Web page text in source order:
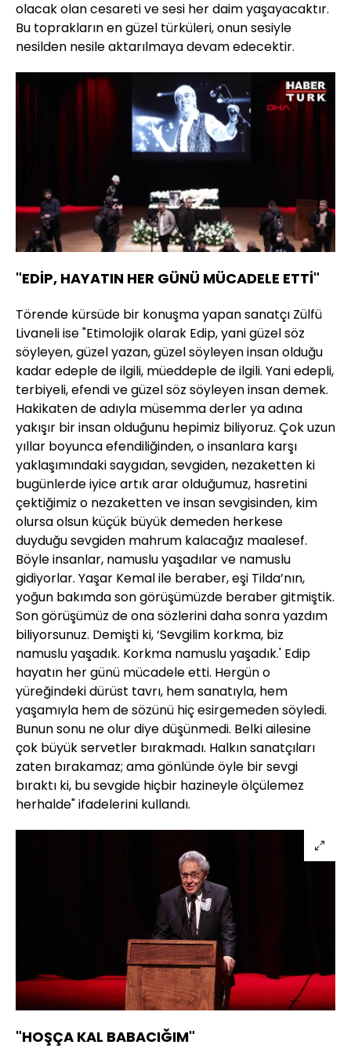
olacak olan cesareti ve sesi her daim yaşayacaktır.
Bu toprakların en güzel türküleri, onun sesiyle
nesilden nesile aktarılmaya devam edecektir.
Sesi
Aç
Yüklendi:
16.96%
Oynatma
Hızı
"EDİP, HAYATIN HER GÜNÜ MÜCADELE ETTİ"
Törende kürsüde bir konuşma yapan sanatçı Zülfü
Livaneli ise "Etimolojik olarak Edip, yani güzel söz
söyleyen, güzel yazan, güzel söyleyen insan olduğu
kadar edeple de ilgili, müeddeple de ilgili. Yani edepli,
terbiyeli, efendi ve güzel söz söyleyen insan demek.
Hakikaten de adıyla müsemma derler ya adına
yakışır bir insan olduğunu hepimiz biliyoruz. Çok uzun
yıllar boyunca efendiliğinden, o insanlara karşı
yaklaşımındaki saygıdan, sevgiden, nezaketten ki
bugünlerde iyice artık arar olduğumuz, hasretini
çektiğimiz o nezaketten ve insan sevgisinden, kim
olursa olsun küçük büyük demeden herkese
duyduğu sevgiden mahrum kalacağız maalesef.
Böyle insanlar, namuslu yaşadılar ve namuslu
gidiyorlar. Yaşar Kemal ile beraber, eşi Tilda’nın,
yoğun bakımda son görüşümüzde beraber gitmiştik.
Son görüşümüz de ona sözlerini daha sonra yazdım
biliyorsunuz. Demişti ki, ‘Sevgilim korkma, biz
namuslu yaşadık. Korkma namuslu yaşadık.' Edip
hayatın her günü mücadele etti. Hergün o
yüreğindeki dürüst tavrı, hem sanatıyla, hem
yaşamıyla hem de sözünü hiç esirgemeden söyledi.
Bunun sonu ne olur diye düşünmedi. Belki ailesine
çok büyük servetler bırakmadı. Halkın sanatçıları
zaten bırakamaz; ama gönlünde öyle bir sevgi
bıraktı ki, bu sevgide hiçbir hazineyle ölçülemez
herhalde" ifadelerini kullandı.
"HOŞÇA KAL BABACIĞIM"